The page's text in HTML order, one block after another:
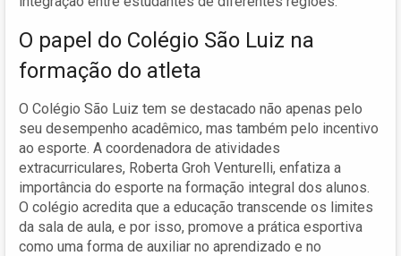
O papel do Colégio São Luiz na
formação do atleta
O Colégio São Luiz tem se destacado não apenas pelo
seu desempenho acadêmico, mas também pelo incentivo
ao esporte. A coordenadora de atividades
extracurriculares, Roberta Groh Venturelli, enfatiza a
importância do esporte na formação integral dos alunos.
O colégio acredita que a educação transcende os limites
da sala de aula, e por isso, promove a prática esportiva
como uma forma de auxiliar no aprendizado e no